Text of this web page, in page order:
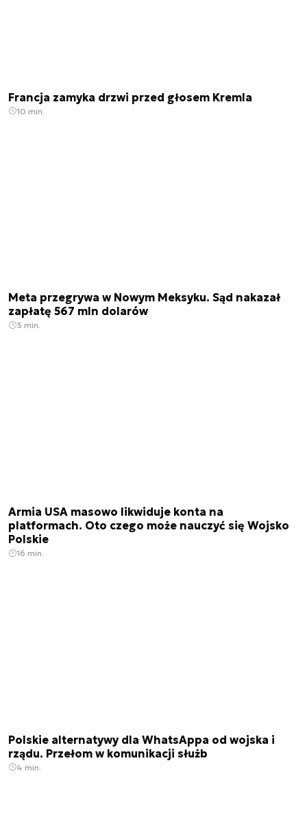
Francja zamyka drzwi przed głosem Kremla
10 min.
Meta przegrywa w Nowym Meksyku. Sąd nakazał
zapłatę 567 mln dolarów
3 min.
Armia USA masowo likwiduje konta na
platformach. Oto czego może nauczyć się Wojsko
Polskie
16 min.
Polskie alternatywy dla WhatsAppa od wojska i
rządu. Przełom w komunikacji służb
4 min.